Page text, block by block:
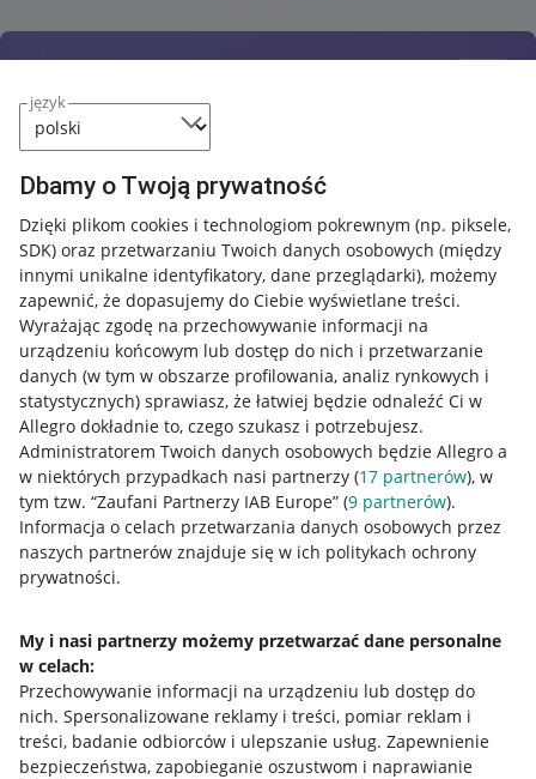
język
Dbamy o Twoją prywatność
Dzięki plikom cookies i technologiom pokrewnym (np. piksele,
SDK) oraz przetwarzaniu Twoich danych osobowych (między
innymi unikalne identyfikatory, dane przeglądarki), możemy
zapewnić, że dopasujemy do Ciebie wyświetlane treści.
Wyrażając zgodę na przechowywanie informacji na
urządzeniu końcowym lub dostęp do nich i przetwarzanie
danych (w tym w obszarze profilowania, analiz rynkowych i
statystycznych) sprawiasz, że łatwiej będzie odnaleźć Ci w
Allegro dokładnie to, czego szukasz i potrzebujesz.
Administratorem Twoich danych osobowych będzie Allegro a
w niektórych przypadkach nasi partnerzy (17 partnerów), w
tym tzw. “Zaufani Partnerzy IAB Europe” (9 partnerów).
Informacja o celach przetwarzania danych osobowych przez
naszych partnerów znajduje się w ich politykach ochrony
prywatności.
My i nasi partnerzy możemy przetwarzać dane personalne
w celach:
Przechowywanie informacji na urządzeniu lub dostęp do
nich. Spersonalizowane reklamy i treści, pomiar reklam i
treści, badanie odbiorców i ulepszanie usług. Zapewnienie
bezpieczeństwa, zapobieganie oszustwom i naprawianie
Przydatne informacje
Jak to działa
Allegro Gadane dla sprzedających
Allegro Gadane dla kupujących
Mapa miejscowości